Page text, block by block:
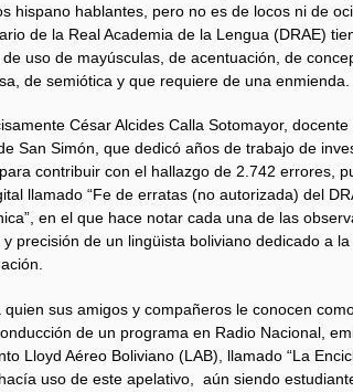
hispano hablantes, pero no es de locos ni de
de la Real Academia de la Lengua (DRAE)
uso de mayúsculas, de acentuación, de
de semiótica y que requiere de una enmienda.
César Alcides Calla Sotomayor,
San Simón, que dedicó años de trabajo de
contribuir con el hallazgo de 2.742 errores,
llamado “Fe de erratas (no autorizada) del
en el que hace notar cada una de las
y precisión de un lingüista boliviano dedicado a
quien sus amigos y compañeros le conocen como
de un programa en Radio Nacional,
Lloyd Aéreo Boliviano (LAB), llamado “La
uso de este apelativo, aún siendo